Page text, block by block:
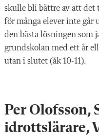
skulle bli bättre av att det
för många elever inte går
den bästa lösningen som
grundskolan med ett år
utan i slutet (åk 10-11).
Per Olofsson,
idrottslärare,